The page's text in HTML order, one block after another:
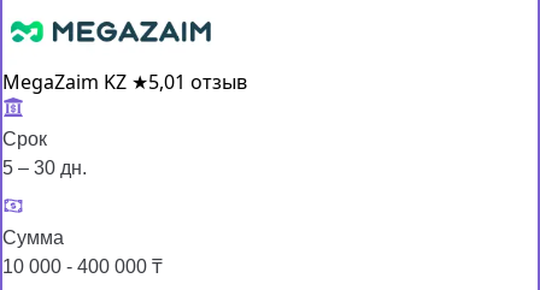
MegaZaim KZ ★5,01 отзыв
Срок
5 – 30 дн.
Сумма
10 000 - 400 000 ₸